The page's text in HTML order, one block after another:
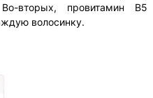
вторых, провитамин В5
волосинку.